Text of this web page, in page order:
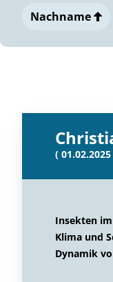
Nachname
(
Insekten
Klima und
Dynamik